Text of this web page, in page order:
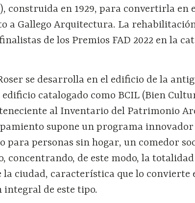
construida en 1929, para convertirla en
a Gallego Arquitectura. La
de los Premios FAD 2022 en la
se desarrolla en el edificio de la
catalogado como BCIL (Bien
al Inventario del Patrimonio
supone un programa innovador
para personas sin hogar, un comedor
concentrando, de este modo, la totalidad
la ciudad, característica que lo convierte
de este tipo.